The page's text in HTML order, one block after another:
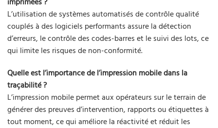
L’utilisation de systèmes automatisés de contrôle qualité
couplés à des logiciels performants assure la détection
d’erreurs, le contrôle des codes-barres et le suivi des lots, ce
qui limite les risques de non-conformité.
Quelle est l’importance de l’impression mobile dans la
traçabilité ?
L’impression mobile permet aux opérateurs sur le terrain de
générer des preuves d’intervention, rapports ou étiquettes à
tout moment, ce qui améliore la réactivité et réduit les